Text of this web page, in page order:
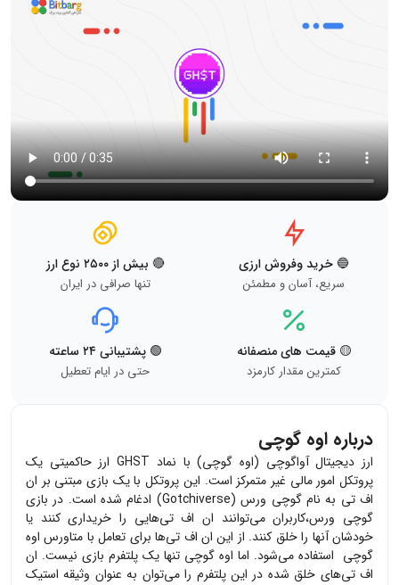
🔵 خرید وفروش ارزی
سریع، آسان و مطمئن
🔴 بیش از ۲۵۰۰ نوع ارز
تنها صرافی در ایران
🟡 قیمت های منصفانه
کمترین مقدار کارمزد
🟢 پشتیبانی ۲۴ ساعته
حتی در ایام تعطیل
درباره اوه گوچی
ارز دیجیتال آواگوچی (اوه گوچی) با نماد GHSTارز حاکمیتی یک
پروتکل امور مالی غیر متمرکز است. این پروتکل با یک بازی مبتنی بر ان
اف تی به نام گوچی ورس (Gotchiverse) ادغام شده است. در بازی
گوچی ورس،کاربران می‌توانند ان اف تی‌هایی را خریداری کنند یا
خودشان آنها را خلق کنند. از این ان اف تی‌ها برای تعامل با متاورس اوه
گوچی استفاده می‌شود. اما اوه گوچی تنها یک پلتفرم بازی نیست. ان
اف تی‌های خلق شده در این پلتفرم را می‌توان به عنوان وثیقه استیک